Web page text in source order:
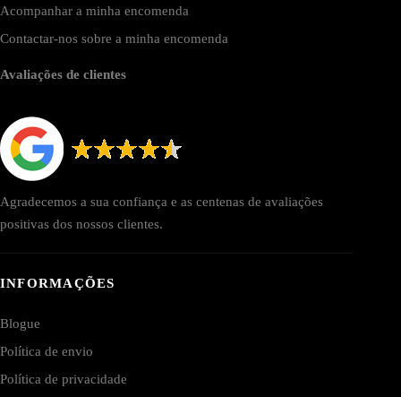
Acompanhar a minha encomenda
Contactar-nos sobre a minha encomenda
Avaliações de clientes
Agradecemos a sua confiança e as centenas de avaliações
positivas dos nossos clientes.
INFORMAÇÕES
Blogue
Política de envio
Política de privacidade